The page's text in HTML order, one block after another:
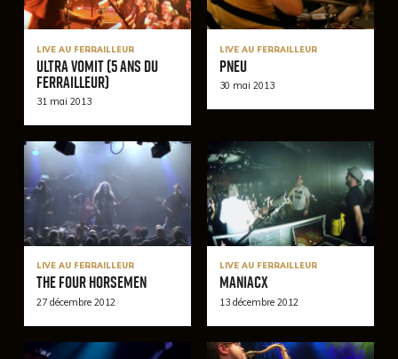
LIVE AU FERRAILLEUR
Ultra Vomit (5 ans du
Ferrailleur)
31 mai 2013
LIVE AU FERRAILLEUR
Pneu
30 mai 2013
LIVE AU FERRAILLEUR
The Four Horsemen
27 décembre 2012
LIVE AU FERRAILLEUR
Maniacx
13 décembre 2012